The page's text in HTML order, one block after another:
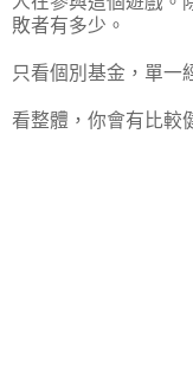
敗者有多少。
只看個別基金，單一
看整體，你會有比較